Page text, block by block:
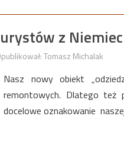
z Niemiec
Tomasz Michalak
Nasz nowy obiekt
remontowych. Dlatego też
docelowe oznakowanie